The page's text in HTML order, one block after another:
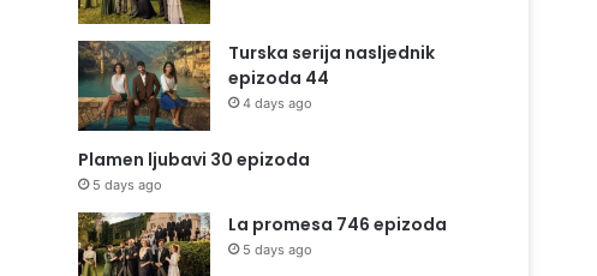
Turska serija nasljednik
epizoda 44
4 days ago
Plamen ljubavi 30 epizoda
5 days ago
La promesa 746 epizoda
5 days ago